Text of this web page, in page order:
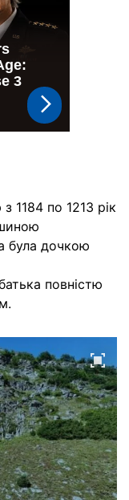
1184 по 1213 рік
була дочкою
повністю